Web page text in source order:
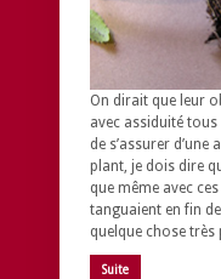
On dirait que leur
avec assiduité
de s’assurer
plant, je dois dire
que même avec
tanguaient en fin
quelque chose
Suite